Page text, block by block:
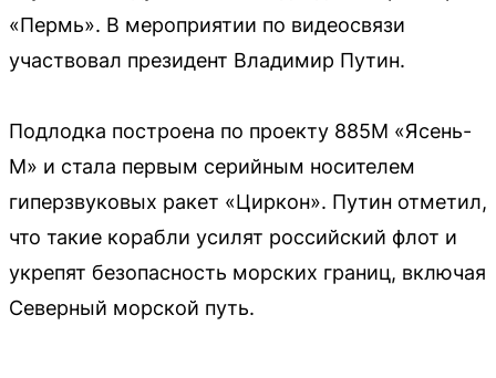
«Пермь». В мероприятии по видеосвязи
участвовал президент Владимир Путин.
Подлодка построена по проекту 885М «Ясень-
М» и стала первым серийным носителем
гиперзвуковых ракет «Циркон». Путин отметил,
что такие корабли усилят российский флот и
укрепят безопасность морских границ, включая
Северный морской путь.